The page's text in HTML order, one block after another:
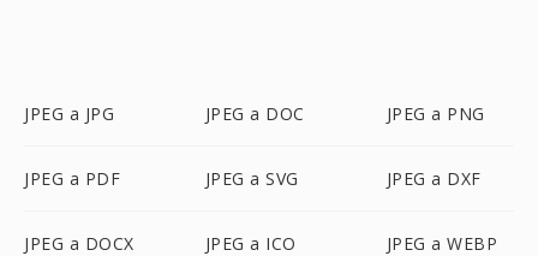
JPEG a JPG JPEG a DOC JPEG a PNG
JPEG a PDF JPEG a SVG JPEG a DXF
JPEG a DOCX JPEG a ICO JPEG a WEBP